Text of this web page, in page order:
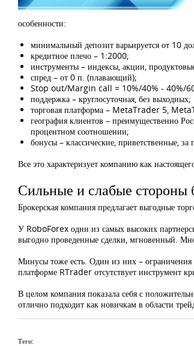
особенности:
минимальный депозит варьируется от 10
кредитное плечо – 1:2000;
инструменты – индексы, акции,
спред – от 0 п. (плавающий);
Stop out/Margin call = 10%/40% - 40%/
поддержка – круглосуточная, без выходных;
торговая платформа – MetaTrader 5,
география клиентов – преимущественно
процентном соотношении;
бонусы – классические, приветственные,
Все это характеризует компанию как
Сильные и слабые стороны
Брокерская компания предлагает выгодные
У RoboForex одни из самых высоких
выгодно проведенные сделки, мгновенный.
Минусы тоже есть. Один из них –
платформе RTrader отсутствует инструмент
В целом компания показала себя с
отлично подходит как новичкам в области
Теги: